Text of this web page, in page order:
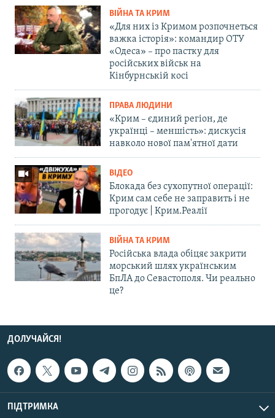
ВІЙНА ТА КРИМ
«Для них із Кримом розпочнеться
важка історія»: командир ОТУ
«Одеса» – про пастку для
російських військ на
Кінбурнській косі
ПРАВА ЛЮДИНИ
«Крим – єдиний регіон, де
українці – меншість»: дискусія
навколо нової пам'ятної дати
ВІДЕО
Блокада без сухопутної операції:
Крим сам себе не заправить і не
прогодує | Крим.Реалії
ВІЙНА ТА КРИМ
Російська влада обіцяє закрити
морський шлях українським
БпЛА до Севастополя. Чи реально
це?
ДОЛУЧАЙСЯ!
ПІДТРИМКА